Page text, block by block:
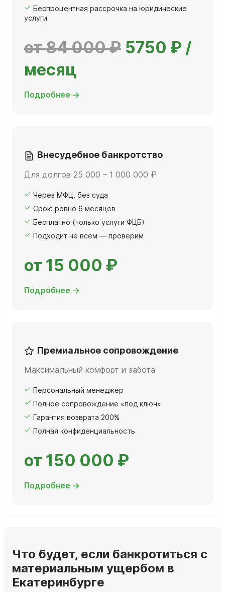
Беспроцентная рассрочка на юридические
услуги
от 84 000 ₽ 5750 ₽ /
месяц
Подробнее →
Внесудебное банкротство
Для долгов 25 000 – 1 000 000 ₽
Через МФЦ, без суда
Срок: ровно 6 месяцев
Бесплатно (только услуги ФЦБ)
Подходит не всем — проверим
от 15 000 ₽
Подробнее →
Премиальное сопровождение
Максимальный комфорт и забота
Персональный менеджер
Полное сопровождение «под ключ»
Гарантия возврата 200%
Полная конфиденциальность
от 150 000 ₽
Подробнее →
Что будет, если банкротиться с
материальным ущербом в
Екатеринбурге